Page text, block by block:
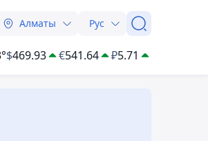
Алматы Рус
$469.93 €541.64 ₽5.71